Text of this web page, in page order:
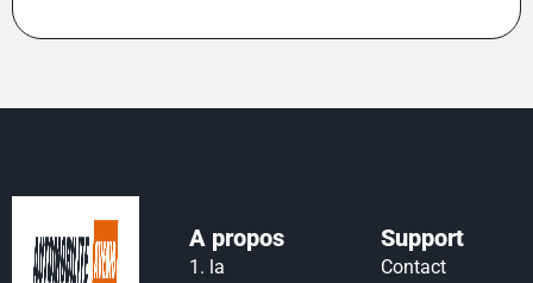
A propos
1. la
Support
Contact